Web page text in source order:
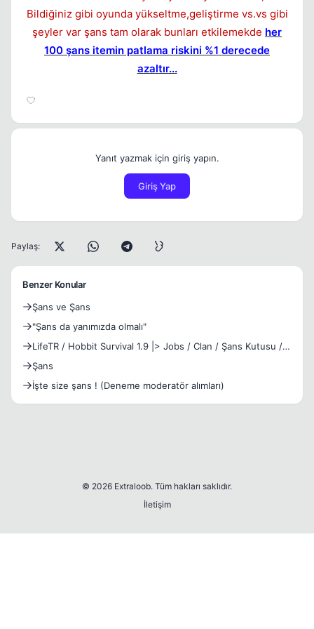
Bildiğiniz gibi oyunda yükseltme,geliştirme vs.vs gibi
şeyler var şans tam olarak bunları etkilemekde her
100 şans itemin patlama riskini %1 derecede
azaltır...
Yanıt yazmak için giriş yapın.
Giriş Yap
Paylaş:
Benzer Konular
Şans ve Şans
"Şans da yanımızda olmalı"
LifeTR / Hobbit Survival 1.9 |> Jobs / Clan / Şans Kutusu /
Özel Sandık Geldi ! <|> Play.LifeTR.Com
Şans
İşte size şans ! (Deneme moderatör alımları)
© 2026 Extraloob. Tüm hakları saklıdır.
İletişim